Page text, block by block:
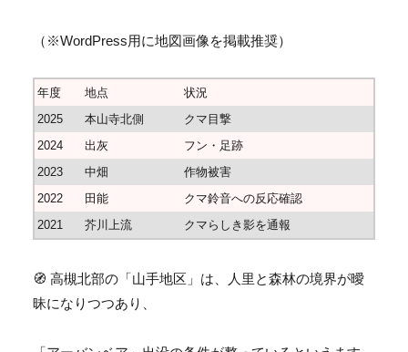
（※WordPress用に地図画像を掲載推奨）
年度 地点
状況
2025
本山寺北側
クマ目撃
2024
出灰
フン・足跡
2023
中畑
作物被害
2022
田能
クマ鈴音への反応確認
2021
芥川上流 クマらしき影を通報
🧭 高槻北部の「山手地区」は、
人里と森林の境界が曖
昧になりつつあり、